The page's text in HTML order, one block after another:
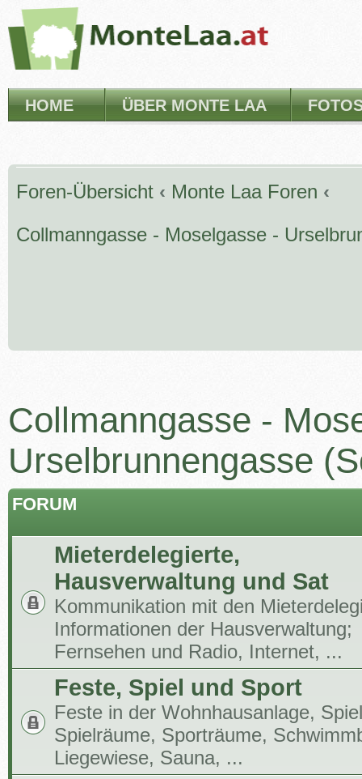
HOME ÜBER MONTE LAA
Foren-Übersicht ‹ Monte Laa Foren ‹
Collmanngasse - Moselgasse -
Collmanngasse -
Urselbrunnengasse
FORUM
Mieterdelegierte,
Hausverwaltung und Sat
Kommunikation mit den
Informationen der Hausverwaltung;
Fernsehen und Radio, Internet, ...
Feste, Spiel und Sport
Feste in der Wohnhausanlage,
Spielräume, Sporträume,
Liegewiese, Sauna, ...